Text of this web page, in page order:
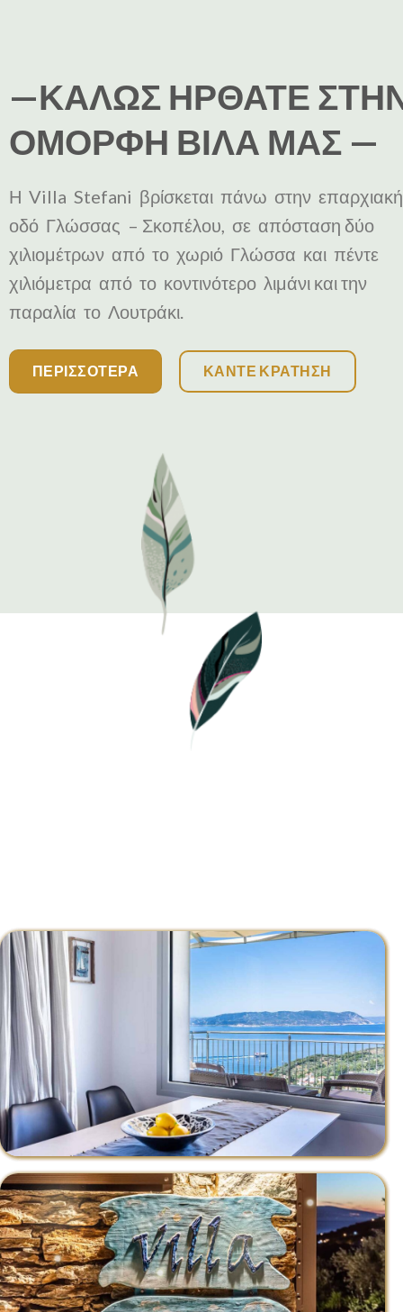
—ΚΑΛΩΣ ΗΡΘΑΤΕ
ΟΜΟΡΦΗ ΒΙΛΑ ΜΑΣ —
Η Villa Stefani βρίσκεται πάνω στην
οδό Γλώσσας – Σκοπέλου, σε απόσταση δύο
χιλιομέτρων από το χωριό Γλώσσα και πέντε
χιλιόμετρα από το κοντινότερο λιμάνι και την
παραλία το Λουτράκι.
ΠΕΡΙΣΣΟΤΕΡΑ ΚΑΝΤΕ ΚΡΑΤΗΣΗ